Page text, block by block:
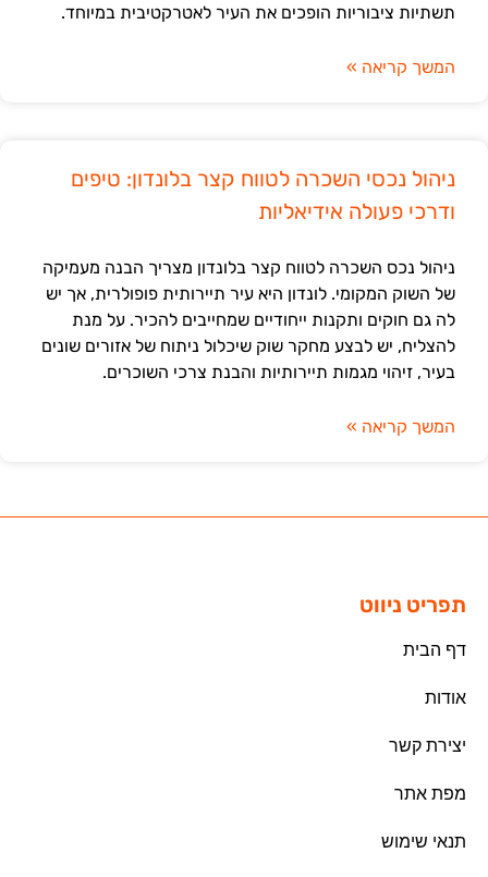
תשתיות ציבוריות הופכים את העיר לאטרקטיבית במיוחד.
המשך קריאה »
ניהול נכסי השכרה לטווח קצר בלונדון: טיפים
ודרכי פעולה אידיאליות
ניהול נכס השכרה לטווח קצר בלונדון מצריך הבנה מעמיקה
של השוק המקומי. לונדון היא עיר תיירותית פופולרית, אך יש
לה גם חוקים ותקנות ייחודיים שמחייבים להכיר. על מנת
להצליח, יש לבצע מחקר שוק שיכלול ניתוח של אזורים שונים
בעיר, זיהוי מגמות תיירותיות והבנת צרכי השוכרים.
המשך קריאה »
תפריט ניווט
דף הבית
אודות
יצירת קשר
מפת אתר
תנאי שימוש